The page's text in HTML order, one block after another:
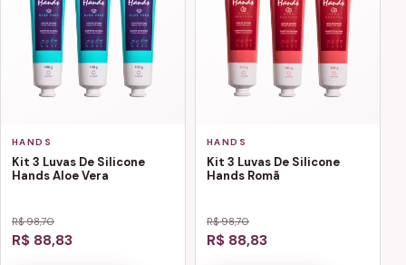
HANDS
Kit 3 Luvas De Silicone
Hands Aloe Vera
R$ 98,70
R$ 88,83
HANDS
Kit 3 Luvas De Silicone
Hands Romã
R$ 98,70
R$ 88,83